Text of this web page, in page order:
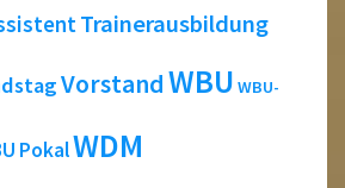
Trainerausbildung
VorstandWBU WBU-
PokalWDM